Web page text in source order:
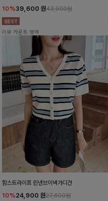
10%39,600 원43,900원
리뷰 카운트 영역
함스트라이프 린넨브이넥가디건
10%24,900 원27,600원